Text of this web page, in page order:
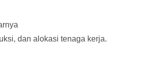
dan alokasi tenaga kerja.